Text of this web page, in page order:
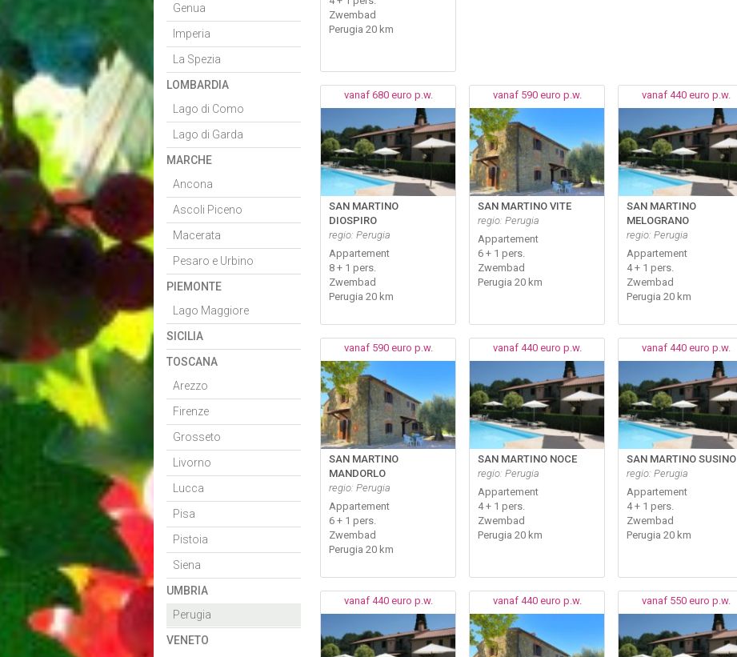
Genua
Imperia
La Spezia
LOMBARDIA
Lago di Como
Lago di Garda
MARCHE
Ancona
Ascoli Piceno
Macerata
Pesaro e Urbino
PIEMONTE
Lago Maggiore
SICILIA
TOSCANA
Arezzo
Firenze
Grosseto
Livorno
Lucca
Pisa
Pistoia
Siena
UMBRIA
Perugia
VENETO
Zwembad
Perugia 20 km
vanaf 680 euro p.w.
SAN MARTINO
DIOSPIRO
regio: Perugia
Appartement
8 + 1 pers.
Zwembad
Perugia 20 km
vanaf 590 euro p.w.
SAN MARTINO VITE
regio: Perugia
Appartement
6 + 1 pers.
Zwembad
Perugia 20 km
vanaf 440 euro p.w.
SAN MARTINO
MELOGRANO
regio: Perugia
Appartement
4 + 1 pers.
Zwembad
Perugia 20 km
vanaf 590 euro p.w.
SAN MARTINO
MANDORLO
regio: Perugia
Appartement
6 + 1 pers.
Zwembad
Perugia 20 km
vanaf 440 euro p.w.
SAN MARTINO NOCE
regio: Perugia
Appartement
4 + 1 pers.
Zwembad
Perugia 20 km
vanaf 440 euro p.w.
SAN MARTINO SUSINO
regio: Perugia
Appartement
4 + 1 pers.
Zwembad
Perugia 20 km
vanaf 440 euro p.w. vanaf 440 euro p.w. vanaf 550 euro p.w.